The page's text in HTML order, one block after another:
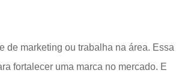
de marketing ou trabalha na área. Essa
fortalecer uma marca no mercado. E